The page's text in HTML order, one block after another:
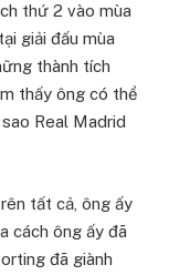
thứ 2 vào mùa
giải đấu mùa
thành tích
thấy ông có thể
Real Madrid
tất cả, ông ấy
cách ông ấy đã
đã giành